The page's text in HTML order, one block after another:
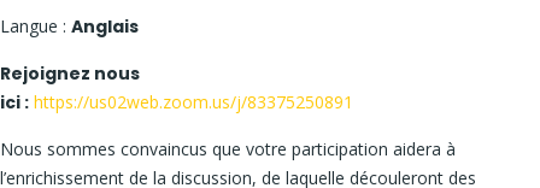
Langue : Anglais
Rejoignez nous
ici : https://us02web.zoom.us/j/83375250891
Nous sommes convaincus que votre participation aidera à
l’enrichissement de la discussion, de laquelle découleront des